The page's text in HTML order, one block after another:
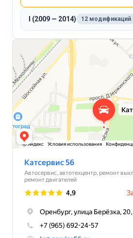
I (2009 — 2014) 12 модификаций